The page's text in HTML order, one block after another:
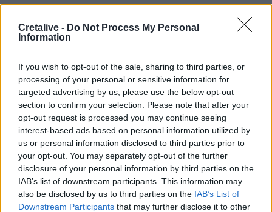
Cretalive - Do Not Process My Personal
Information
If you wish to opt-out of the sale, sharing to third parties, or
processing of your personal or sensitive information for
targeted advertising by us, please use the below opt-out
section to confirm your selection. Please note that after your
opt-out request is processed you may continue seeing
interest-based ads based on personal information utilized by
us or personal information disclosed to third parties prior to
your opt-out. You may separately opt-out of the further
disclosure of your personal information by third parties on the
IAB’s list of downstream participants. This information may
also be disclosed by us to third parties on the IAB’s List of
Downstream Participants that may further disclose it to other
Ρέθυμνο: Φωτιά σε σπίτι προκάλεσε αναστάτωση στην
Καλλιθέα
19:59
Μαρούσι: Συνελήφθη 35χρονος με 106 συσκευασίες
χασίς σε προαύλιο χώρο σχολείου
19:55
Πάτρα: Θρήνος για μωράκι μόλις 8 ημερών –
Νοσηλευόταν στη ΜΕΘ Νεογνών
19:45
Καταβλήθηκαν 33.579.900 εκατ. ευρώ για την αγορά
λιπασμάτων